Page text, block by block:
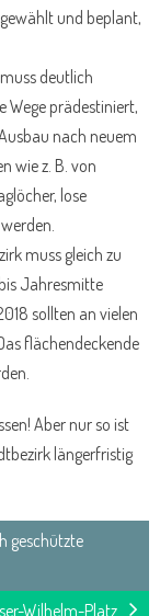
und beplant,
deutlich
Wege prädestiniert,
nach neuem
wie z. B. von
lose
muss gleich zu
Jahresmitte
sollten an vielen
flächendeckende
Aber nur so ist
längerfristig
geschützte
Wilhelm-Platz